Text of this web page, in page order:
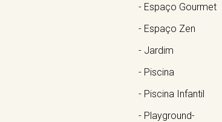
- Espaço Gourmet
- Espaço Zen
- Jardim
- Piscina
- Piscina Infantil
- Playground-